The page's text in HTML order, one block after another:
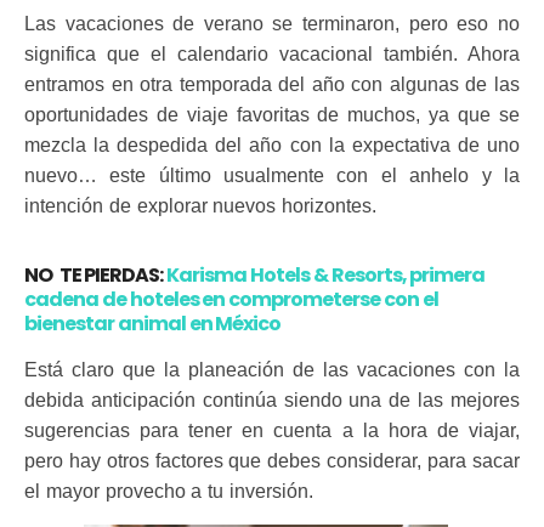
Las vacaciones de verano se terminaron, pero eso no
significa que el calendario vacacional también. Ahora
entramos en otra temporada del año con algunas de las
oportunidades de viaje favoritas de muchos, ya que se
mezcla la despedida del año con la expectativa de uno
nuevo… este último usualmente con el anhelo y la
intención de explorar nuevos horizontes.
NO TE PIERDAS:Karisma Hotels & Resorts, primera
cadena de hoteles en comprometerse con el
bienestar animal en México
Está claro que la planeación de las vacaciones con la
debida anticipación continúa siendo una de las mejores
sugerencias para tener en cuenta a la hora de viajar,
pero hay otros factores que debes considerar, para sacar
el mayor provecho a tu inversión.